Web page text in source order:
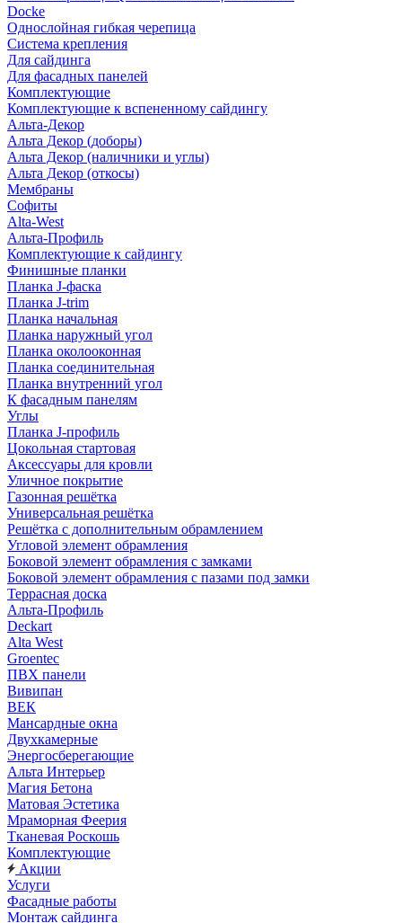
Docke
Однослойная гибкая черепица
Система крепления
Для сайдинга
Для фасадных панелей
Комплектующие
Комплектующие к вспененному сайдингу
Альта-Декор
Альта Декор (доборы)
Альта Декор (наличники и углы)
Альта Декор (откосы)
Мембраны
Софиты
Alta-West
Альта-Профиль
Комплектующие к сайдингу
Финишные планки
Планка J-фаска
Планка J-trim
Планка начальная
Планка наружный угол
Планка околооконная
Планка соединительная
Планка внутренний угол
К фасадным панелям
Углы
Планка J-профиль
Цокольная стартовая
Аксессуары для кровли
Уличное покрытие
Газонная решётка
Универсальная решётка
Решётка с дополнительным обрамлением
Угловой элемент обрамления
Боковой элемент обрамления с замками
Боковой элемент обрамления с пазами под замки
Террасная доска
Альта-Профиль
Deckart
Alta West
Groentec
ПВХ панели
Вивипан
ВЕК
Мансардные окна
Двухкамерные
Энергосберегающие
Альта Интерьер
Магия Бетона
Матовая Эстетика
Мраморная Феерия
Тканевая Роскошь
Комплектующие
Акции
Услуги
Фасадные работы
Монтаж сайдинга